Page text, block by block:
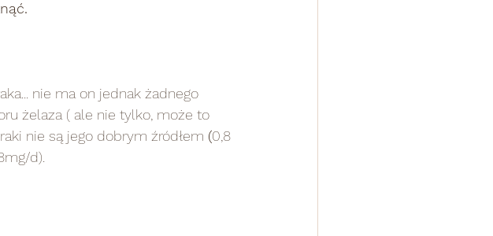
nie ma on jednak żadnego
żelaza ( ale nie tylko, może to
nie są jego dobrym źródłem (0,8
d).